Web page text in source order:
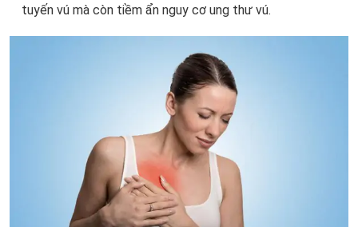
tuyến vú mà còn tiềm ẩn nguy cơ ung thư vú.